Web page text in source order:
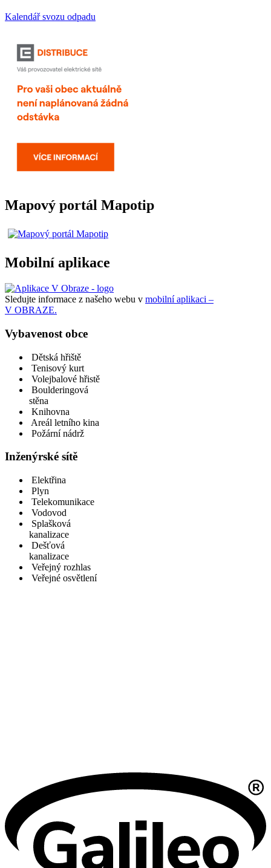
Kalendář svozu odpadu
Mapový portál Mapotip
Mobilní aplikace
Sledujte informace z našeho webu v mobilní aplikaci –
V OBRAZE.
Vybavenost obce
Dětská hřiště
Tenisový kurt
Volejbalové hřistě
Boulderingová
stěna
Knihovna
Areál letního kina
Požární nádrž
Inženýrské sítě
Elektřina
Plyn
Telekomunikace
Vodovod
Splašková
kanalizace
Dešťová
kanalizace
Veřejný rozhlas
Veřejné osvětlení